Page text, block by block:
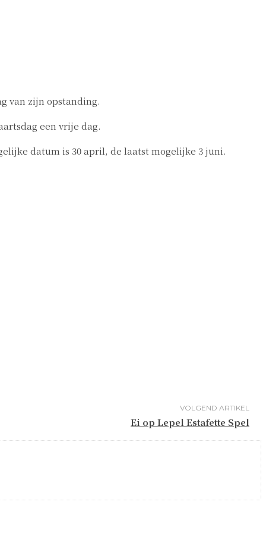
van zijn opstanding.
een vrije dag.
datum is 30 april, de laatst mogelijke 3 juni.
VOLGEND ARTIKEL
Ei op Lepel Estafette Spel